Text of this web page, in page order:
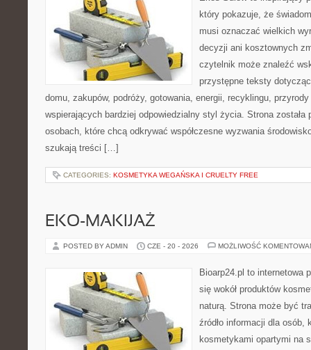
który pokazuje, że
musi oznaczać wielkich
decyzji ani kosztownych
czytelnik może znaleźć
przystępne teksty
domu, zakupów, podróży, gotowania, energii, recyklingu,
wspierających bardziej odpowiedzialny styl życia. Strona została
osobach, które chcą odkrywać współczesne wyzwania
szukają treści […]
CATEGORIES: KOSMETYKA WEGAŃSKA I CRUELTY FREE
EKO-MAKIJAŻ
POSTED BY ADMIN CZE - 20 - 2026 MOŻLIWOŚĆ
Bioarp24.pl to internetowa
się wokół produktów
naturą. Strona może być
źródło informacji dla osób,
kosmetykami opartymi na